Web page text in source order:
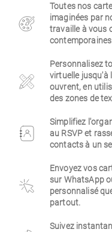
Entreprise
Toutes nos
imaginées par
travaille à vous
Personnalisez
virtuelle jusqu'à
ouvrent, en
des zones de
Simplifiez
au RSVP et
contacts à un
Envoyez vos
sur WhatsApp
personnalisé
partout.
Suivez